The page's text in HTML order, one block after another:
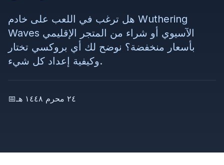
هل ترغب في اللعب على خادم Wuthering
Waves الآسيوي أو شراء من المتجر الإقليمي
بأسعار منخفضة؟ نوضح لك أي بروكسي تختار
وكيفية إعداد كل شيء.
📅 ٢٤ محرم ١٤٤٨ هـ